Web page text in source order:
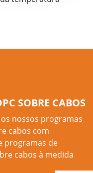
SOBRE CABOS
nossos programas
cabos com
programas de
cabos à medida